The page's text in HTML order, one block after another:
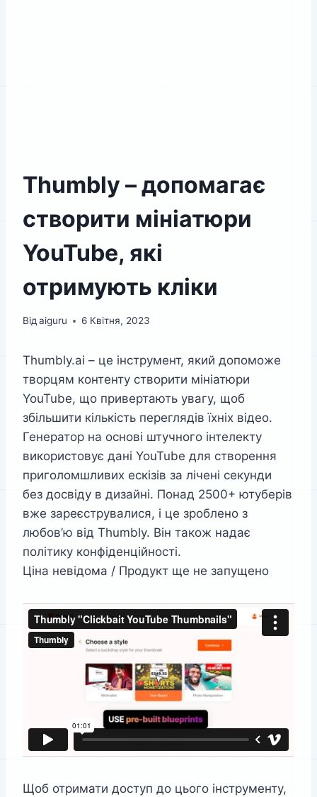
Thumbly – допомагає
створити мініатюри
YouTube, які
отримують кліки
Відaiguru 6 Квітня, 2023
Thumbly.ai – це інструмент, який допоможе
творцям контенту створити мініатюри
YouTube, що привертають увагу, щоб
збільшити кількість переглядів їхніх відео.
Генератор на основі штучного інтелекту
використовує дані YouTube для створення
приголомшливих ескізів за лічені секунди
без досвіду в дизайні. Понад 2500+ ютуберів
вже зареєструвалися, і це зроблено з
любов’ю від Thumbly. Він також надає
політику конфіденційності.
Ціна невідома / Продукт ще не запущено
Щоб отримати доступ до цього інструменту,